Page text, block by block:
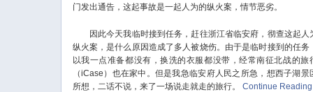
门发出通告，这起事故是一起人为的纵火案，情节恶劣。
因此今天我临时接到任务，赶往浙江省临安府，彻查这起人
纵火案，是什么原因造成了多人被烧伤。由于是临时接到的任务
以我一点准备都没有，换洗的衣服都没带，经常南征北战的旅
（iCase）也在家中。但是我急临安府人民之所急，想西子湖景
所想，二话不说，来了一场说走就走的旅行。
Continue